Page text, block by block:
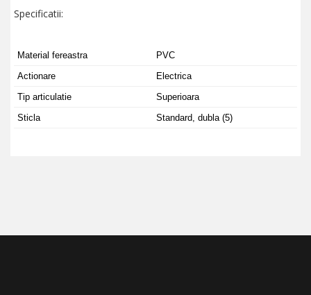
Specificatii:
Material fereastra
PVC
Actionare
Electrica
Tip articulatie
Superioara
Sticla
Standard, dubla (5)